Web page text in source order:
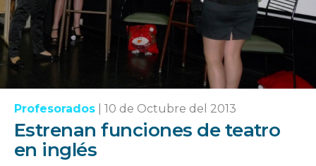
Profesorados 10 de Octubre del 2013
Estrenan funciones de teatro
en inglés